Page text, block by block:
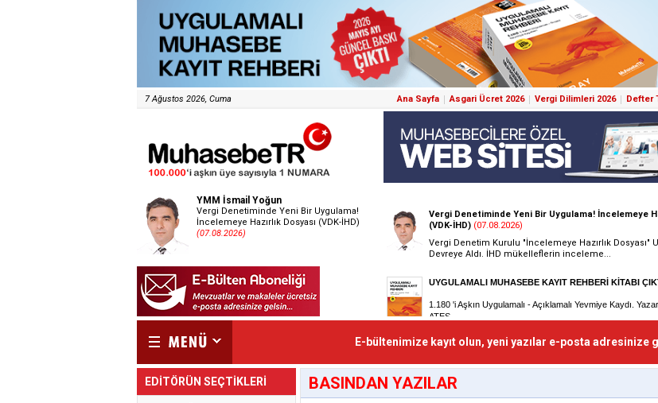
7 Ağustos 2026, Cuma Ana Sayfa Asgari Ücret 2026 Vergi Dilimleri 2026 Defter
YMM İsmail Yoğun
Vergi Denetiminde Yeni Bir Uygulama!
İncelemeye Hazırlık Dosyası (VDK-İHD)
(07.08.2026)
E-bültenimize kayıt olun, yeni yazılar e-posta adresinize
EDİTÖRÜN SEÇTİKLERİ BASINDAN YAZILAR